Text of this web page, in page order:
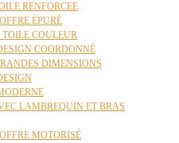
RENFORCEE
ÉPURÉ
COULEUR
COORDONNÉ
DIMENSIONS
LAMBREQUIN ET BRAS
MOTORISÉ